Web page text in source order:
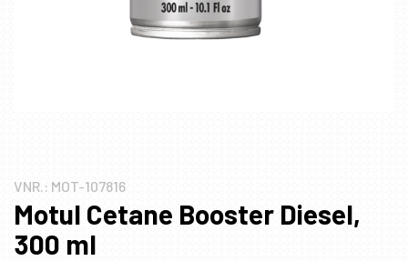
VNR.: MOT-107816
Motul Cetane Booster Diesel,
300 ml